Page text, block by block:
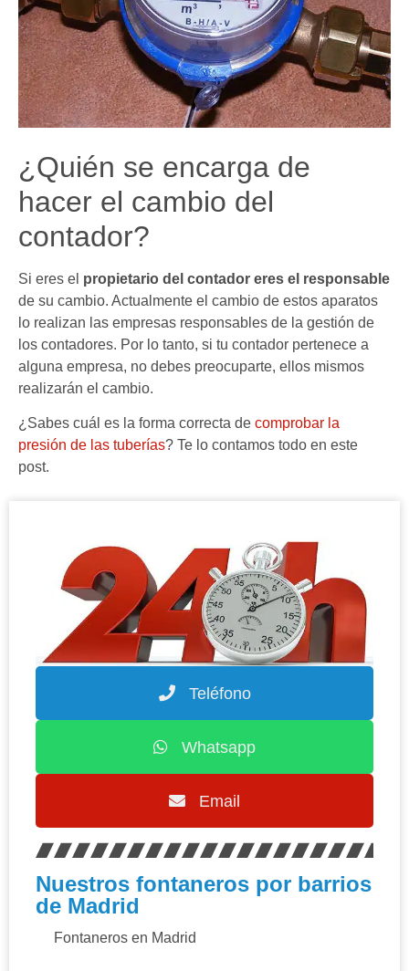
¿Quién se encarga de
hacer el cambio del
contador?
Si eres el propietario del contador eres el responsable
de su cambio. Actualmente el cambio de estos aparatos
lo realizan las empresas responsables de la gestión de
los contadores. Por lo tanto, si tu contador pertenece a
alguna empresa, no debes preocuparte, ellos mismos
realizarán el cambio.
¿Sabes cuál es la forma correcta de comprobar la
presión de las tuberías? Te lo contamos todo en este
post.
Teléfono
Whatsapp
Email
Nuestros fontaneros por barrios
de Madrid
Fontaneros en Madrid